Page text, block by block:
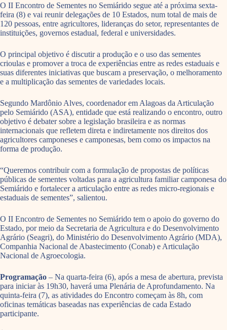
O II Encontro de Sementes no Semiárido segue até a próxima sexta-
feira (8) e vai reunir delegações de 10 Estados, num total de mais de
120 pessoas, entre agricultores, lideranças do setor, representantes de
instituições, governos estadual, federal e universidades.
O principal objetivo é discutir a produção e o uso das sementes
crioulas e promover a troca de experiências entre as redes estaduais e
suas diferentes iniciativas que buscam a preservação, o melhoramento
e a multiplicação das sementes de variedades locais.
Segundo Mardônio Alves, coordenador em Alagoas da Articulação
pelo Semiárido (ASA), entidade que está realizando o encontro, outro
objetivo é debater sobre a legislação brasileira e as normas
internacionais que refletem direta e indiretamente nos direitos dos
agricultores camponeses e camponesas, bem como os impactos na
forma de produção.
“Queremos contribuir com a formulação de propostas de políticas
públicas de sementes voltadas para a agricultura familiar camponesa do
Semiárido e fortalecer a articulação entre as redes micro-regionais e
estaduais de sementes”, salientou.
O II Encontro de Sementes no Semiárido tem o apoio do governo do
Estado, por meio da Secretaria de Agricultura e do Desenvolvimento
Agrário (Seagri), do Ministério do Desenvolvimento Agrário (MDA),
Companhia Nacional de Abastecimento (Conab) e Articulação
Nacional de Agroecologia.
Programação – Na quarta-feira (6), após a mesa de abertura, prevista
para iniciar às 19h30, haverá uma Plenária de Aprofundamento. Na
quinta-feira (7), as atividades do Encontro começam às 8h, com
oficinas temáticas baseadas nas experiências de cada Estado
participante.